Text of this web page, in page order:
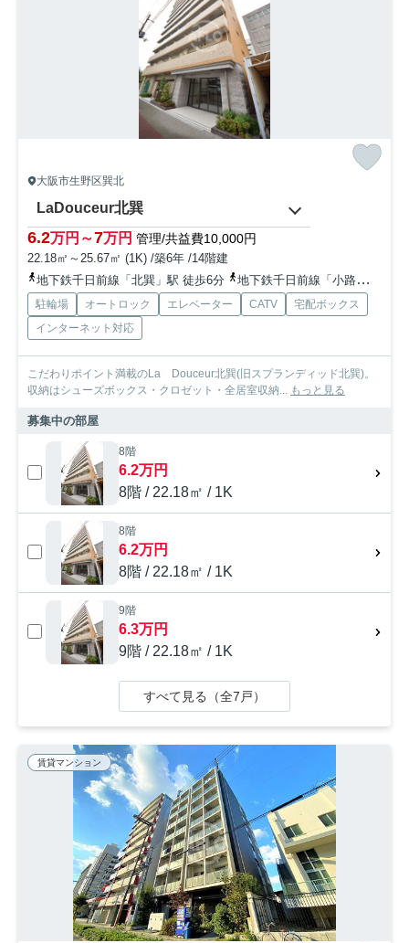
大阪市生野区巽北
LaDouceur北巽
6.2万円～7万円 管理/共益費10,000円
22.18㎡～25.67㎡ (1K) /築6年 /14階建
地下鉄千日前線「北巽」駅 徒歩6分
地下鉄千日前線「小路」駅 徒歩17分
駐輪場 オートロック エレベーター CATV
宅配ボックス
インターネット対応
こだわりポイント満載のLa Douceur北巽(旧スプランディッド北巽)。
収納はシューズボックス・クロゼット・全居室収納...
もっと見る
募集中の部屋
8階
6.2万円
8階 / 22.18㎡ / 1K
8階
6.2万円
8階 / 22.18㎡ / 1K
9階
6.3万円
9階 / 22.18㎡ / 1K
すべて見る（全7戸）
賃貸マンション